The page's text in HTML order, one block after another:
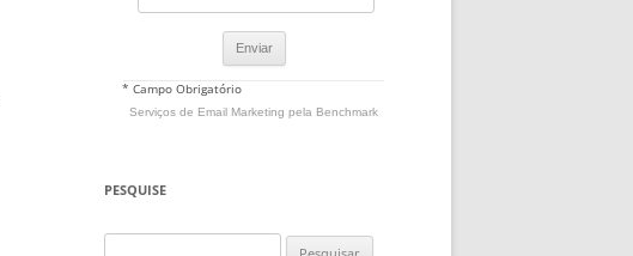
* Campo Obrigatório
Serviços de Email Marketing pela Benchmark
PESQUISE